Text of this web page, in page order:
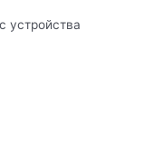
устройства